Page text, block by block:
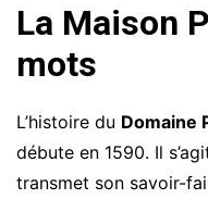
La Maison
mots
L’histoire du Domaine
débute en 1590. Il
transmet son savoir-